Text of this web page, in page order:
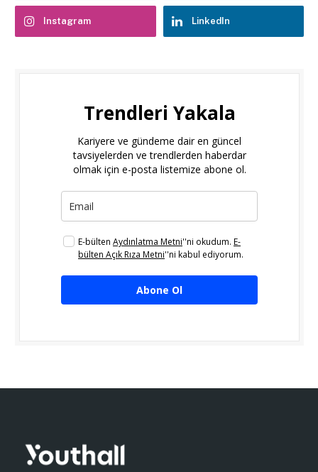
Instagram LinkedIn
Trendleri Yakala
Kariyere ve gündeme dair en güncel
tavsiyelerden ve trendlerden haberdar
olmak için e-posta listemize abone ol.
E-bülten Aydınlatma Metni''ni okudum. E-
bülten Açık Rıza Metni''ni kabul ediyorum.
Abone Ol